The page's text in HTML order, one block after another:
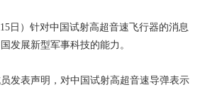
日）针对中国试射高超音速飞行器的消息
发展新型军事科技的能力。
发表声明，对中国试射高超音速导弹表示